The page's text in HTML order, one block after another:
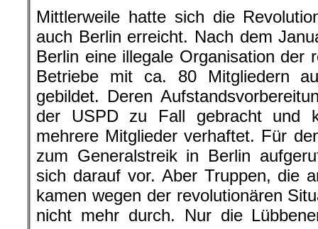
Mittlerweile hatte sich die
auch Berlin erreicht. Nach dem
Berlin eine illegale Organisation der
Betriebe mit ca. 80 Mitgliedern
gebildet. Deren
der USPD zu Fall gebracht und
mehrere Mitglieder verhaftet. Für
zum Generalstreik in Berlin
sich darauf vor. Aber Truppen, die
kamen wegen der revolutionären
nicht mehr durch. Nur die